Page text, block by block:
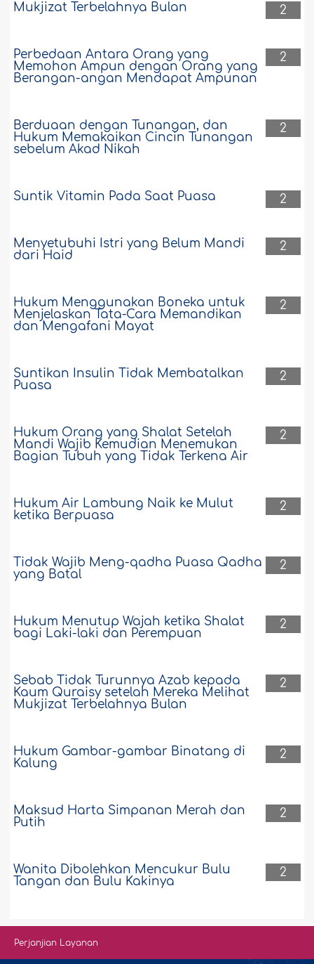
2
Mukjizat Terbelahnya Bulan
2
Perbedaan Antara Orang yang
Memohon Ampun dengan Orang yang
Berangan-angan Mendapat Ampunan
2
Berduaan dengan Tunangan, dan
Hukum Memakaikan Cincin Tunangan
sebelum Akad Nikah
2
Suntik Vitamin Pada Saat Puasa
2
Menyetubuhi Istri yang Belum Mandi
dari Haid
2
Hukum Menggunakan Boneka untuk
Menjelaskan Tata-Cara Memandikan
dan Mengafani Mayat
2
Suntikan Insulin Tidak Membatalkan
Puasa
2
Hukum Orang yang Shalat Setelah
Mandi Wajib Kemudian Menemukan
Bagian Tubuh yang Tidak Terkena Air
2
Hukum Air Lambung Naik ke Mulut
ketika Berpuasa
2
Tidak Wajib Meng-qadha Puasa Qadha
yang Batal
2
Hukum Menutup Wajah ketika Shalat
bagi Laki-laki dan Perempuan
2
Sebab Tidak Turunnya Azab kepada
Kaum Quraisy setelah Mereka Melihat
Mukjizat Terbelahnya Bulan
2
Hukum Gambar-gambar Binatang di
Kalung
2
Maksud Harta Simpanan Merah dan
Putih
2
Wanita Dibolehkan Mencukur Bulu
Tangan dan Bulu Kakinya
Perjanjian Layanan